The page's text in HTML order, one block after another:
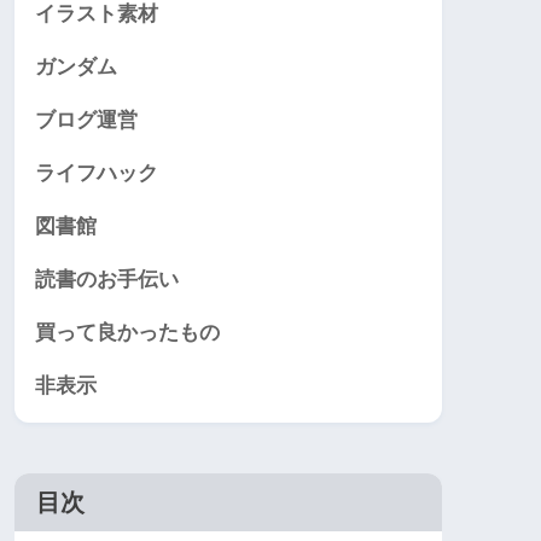
イラスト素材
ガンダム
ブログ運営
ライフハック
図書館
読書のお手伝い
買って良かったもの
非表示
目次